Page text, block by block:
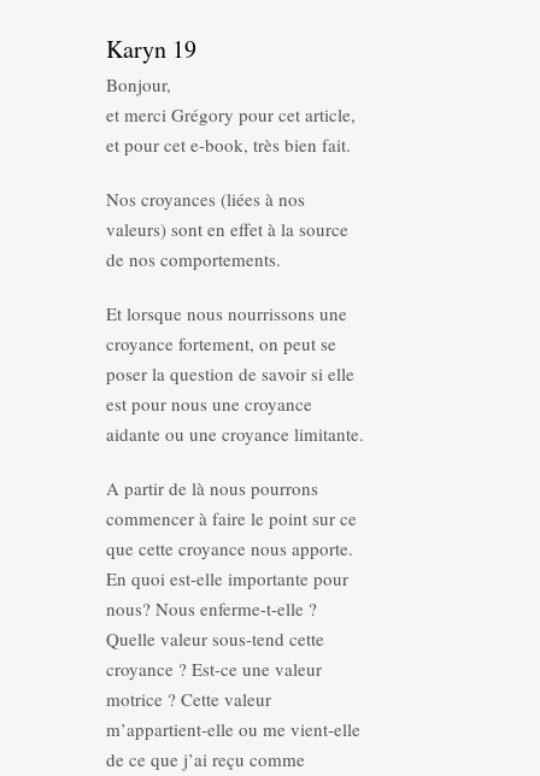
Karyn 19
Bonjour,
et merci Grégory pour cet article,
et pour cet e-book, très bien fait.
Nos croyances (liées à nos
valeurs) sont en effet à la source
de nos comportements.
Et lorsque nous nourrissons une
croyance fortement, on peut se
poser la question de savoir si elle
est pour nous une croyance
aidante ou une croyance limitante.
A partir de là nous pourrons
commencer à faire le point sur ce
que cette croyance nous apporte.
En quoi est-elle importante pour
nous? Nous enferme-t-elle ?
Quelle valeur sous-tend cette
croyance ? Est-ce une valeur
motrice ? Cette valeur
m’appartient-elle ou me vient-elle
de ce que j’ai reçu comme